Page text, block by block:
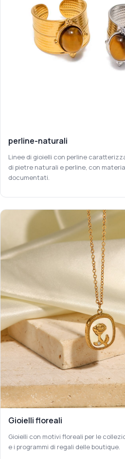
perline-naturali
Linee di gioielli con perline
di pietre naturali e perline, con
documentati.
Gioielli floreali
Gioielli con motivi floreali per le
e i programmi di regali delle boutique.